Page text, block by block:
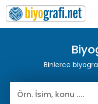
Binlerce